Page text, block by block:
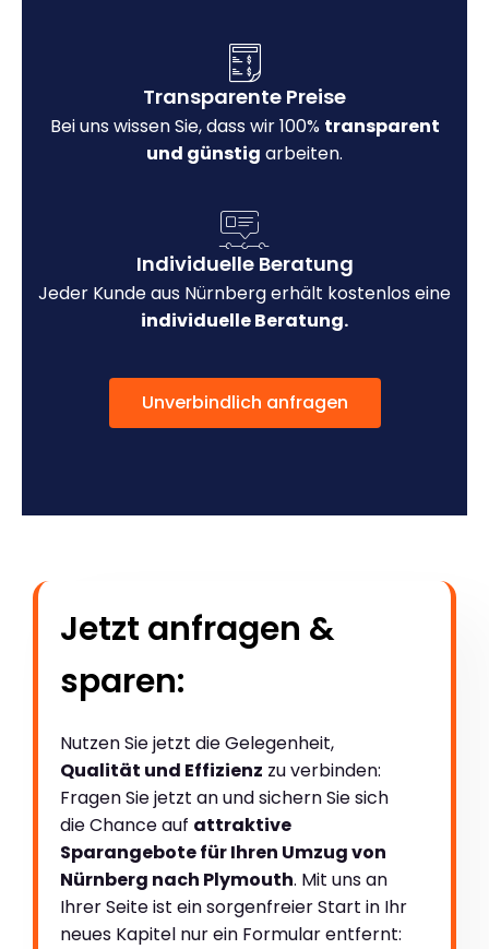
Transparente Preise
Bei uns wissen Sie, dass wir 100% transparent
und günstig arbeiten.
Individuelle Beratung
Jeder Kunde aus Nürnberg erhält kostenlos eine
individuelle Beratung.
Unverbindlich anfragen
Jetzt anfragen &
sparen:
Nutzen Sie jetzt die Gelegenheit,
Qualität und Effizienz zu verbinden:
Fragen Sie jetzt an und sichern Sie sich
die Chance auf attraktive
Sparangebote für Ihren Umzug von
Nürnberg nach Plymouth. Mit uns an
Ihrer Seite ist ein sorgenfreier Start in Ihr
neues Kapitel nur ein Formular entfernt: